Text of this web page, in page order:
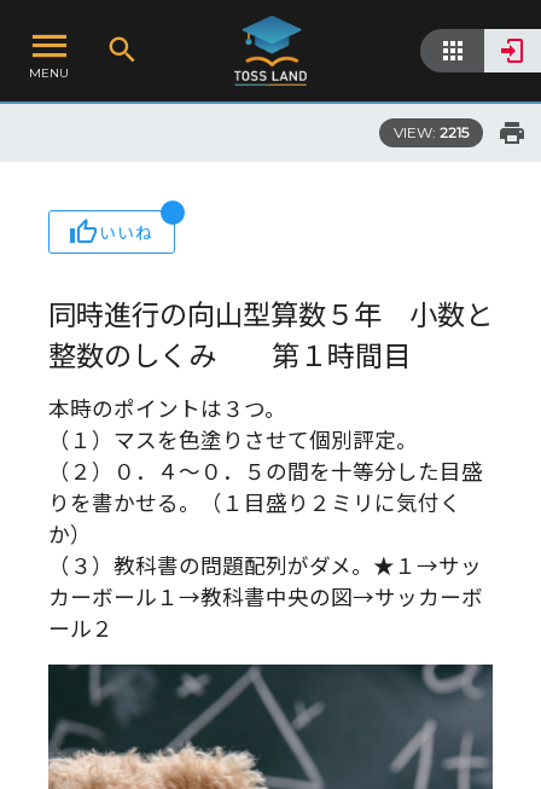
MENU
VIEW: 2215
いいね
同時進行の向山型算数５年 小数と
整数のしくみ 第１時間目
本時のポイントは３つ。
（１）マスを色塗りさせて個別評定。
（２）０．４～０．５の間を十等分した目盛
りを書かせる。（１目盛り２ミリに気付く
か）
（３）教科書の問題配列がダメ。★１→サッ
カーボール１→教科書中央の図→サッカーボ
ール２